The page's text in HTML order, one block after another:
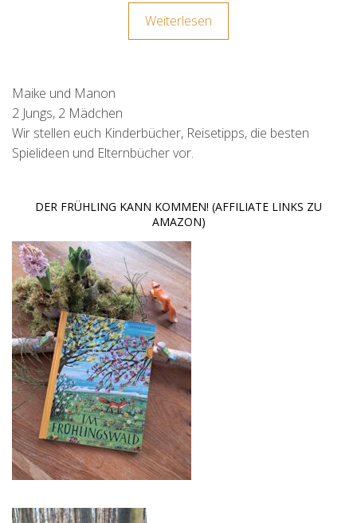
Weiterlesen
Maike und Manon
2 Jungs, 2 Mädchen
Wir stellen euch Kinderbücher, Reisetipps, die besten
Spielideen und Elternbücher vor.
DER FRÜHLING KANN KOMMEN! (AFFILIATE LINKS ZU
AMAZON)